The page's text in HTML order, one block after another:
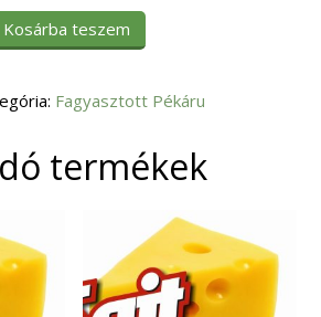
Kosárba teszem
Fagyasztott Pékáru
termékek